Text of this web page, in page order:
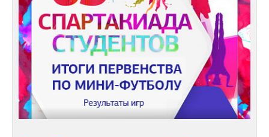
Стипендии и меры поддержки
обучающихся
Платные образовательные услуги
Финансово-хозяйственная
деятельность